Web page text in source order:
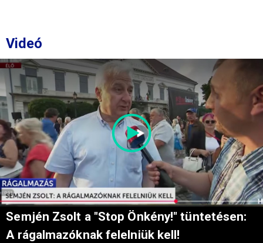
Videó
Semjén Zsolt a "Stop Önkény!" tüntetésen:
A rágalmazóknak felelniük kell!